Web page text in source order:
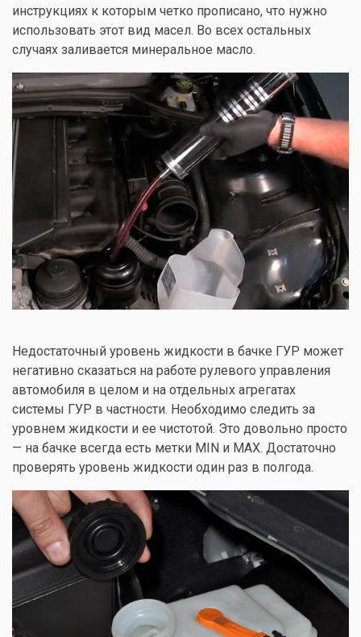
инструкциях к которым четко прописано, что нужно
использовать этот вид масел. Во всех остальных
случаях заливается минеральное масло.
Недостаточный уровень жидкости в бачке ГУР может
негативно сказаться на работе рулевого управления
автомобиля в целом и на отдельных агрегатах
системы ГУР в частности. Необходимо следить за
уровнем жидкости и ее чистотой. Это довольно просто
— на бачке всегда есть метки MIN и MAX. Достаточно
проверять уровень жидкости один раз в полгода.